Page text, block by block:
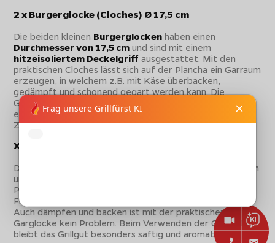
2 x Burgerglocke (Cloches) Ø 17,5 cm
Die beiden kleinen Burgerglocken haben einen
Durchmesser von 17,5 cm und sind mit einem
hitzeisoliertem Deckelgriff ausgestattet. Mit den
praktischen Cloches lässt sich auf der Plancha ein Garraum
erzeugen, in welchem z.B. mit Käse überbacken,
gedämpft und schonend gegart werden kann. Die
Garhauben werden genauso wie ein Pfannendeckel
eingesetzt und erweitern die
Zuberereitungsmöglichkeiten auf der Plancha enorm.
XL Garhaube Ø 29 cm
Die große XL Garhaube hat einen Durchmesser von 29 cm
und ist mit der größe ideal geeignet, um z.B. ganze
Pfannengerichte schonend zu garen oder bei größeren
Fleischstücken für eine intensive Oberhitze zu sorgen.
Auch dämpfen und backen ist mit der praktischen
Garglocke kein Problem. Beim Verwenden der Garhaube
bleibt das Grillgut besonders saftig und aromatisch.